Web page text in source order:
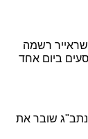
רשמה
נתב"ג שובר את